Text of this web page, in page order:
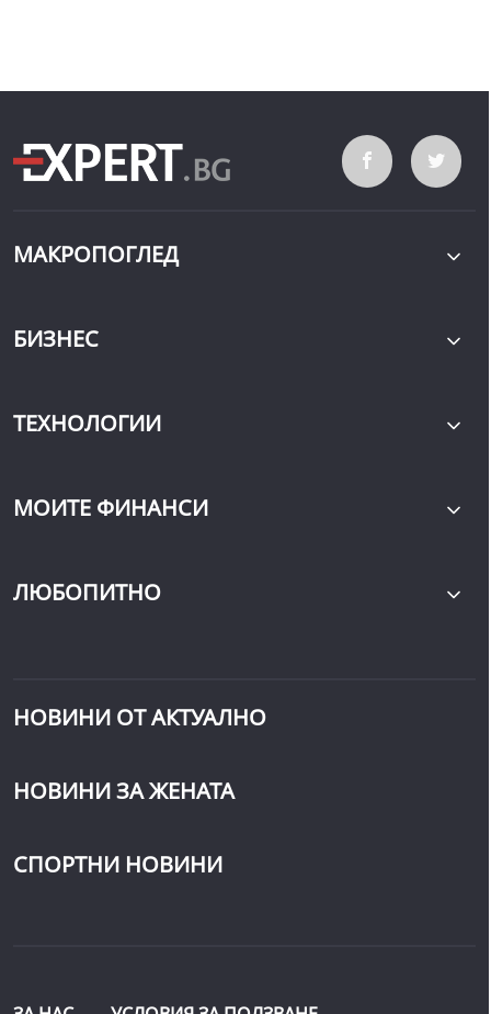
МАКРОПОГЛЕД
БИЗНЕС
ТЕХНОЛОГИИ
МОИТЕ ФИНАНСИ
ЛЮБОПИТНО
НОВИНИ ОТ АКТУАЛНО
НОВИНИ ЗА ЖЕНАТА
СПОРТНИ НОВИНИ